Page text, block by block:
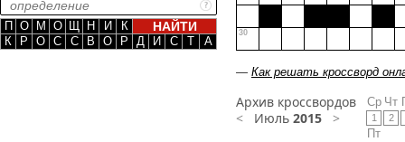
П О М О Щ Н И
К
К
Р О С С В О Р Д И С Т А
30
— Как решать кроссворд
Архив кроссвордов
< Июль 2015 >
Ср
1
Чт
2
Пт